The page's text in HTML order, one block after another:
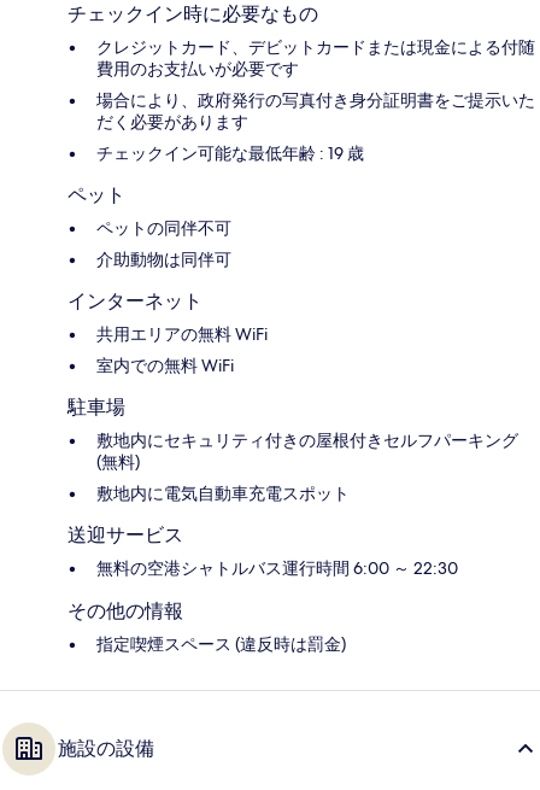
チェックイン時に必要なもの
クレジットカード、デビットカードまたは現金による付随
費用のお支払いが必要です
場合により、政府発行の写真付き身分証明書をご提示いた
だく必要があります
チェックイン可能な最低年齢 : 19 歳
ペット
ペットの同伴不可
介助動物は同伴可
インターネット
共用エリアの無料 WiFi
室内での無料 WiFi
駐車場
敷地内にセキュリティ付きの屋根付きセルフパーキング
(無料)
敷地内に電気自動車充電スポット
送迎サービス
無料の空港シャトルバス運行時間 6:00 ～ 22:30
その他の情報
指定喫煙スペース (違反時は罰金)
施設の設備